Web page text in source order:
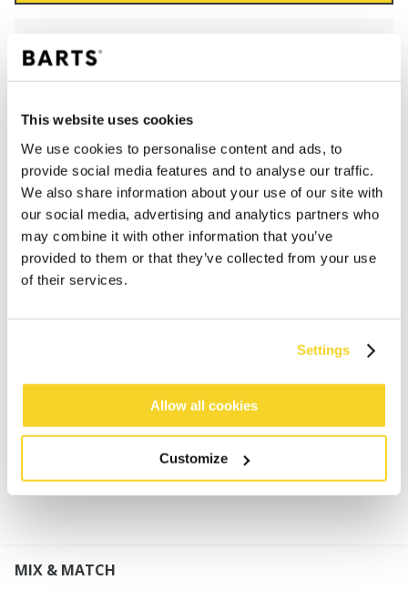
This website uses cookies
We use cookies to personalise content and ads, to
provide social media features and to analyse our traffic.
We also share information about your use of our site with
our social media, advertising and analytics partners who
may combine it with other information that you’ve
provided to them or that they’ve collected from your use
of their services.
Settings
Allow all cookies
Customize
worden geplaatst, worden dezelfde dag verzonden
Gratis verzending voor orders boven € 50,- binnen
BESCHRIJVING
Fijngebreide muts
6% merinowol
Merinowol is zacht, licht en houdt je
Perfect te combineren met de Stonel Col
MATERIAAL EN DETAILS
MIX & MATCH